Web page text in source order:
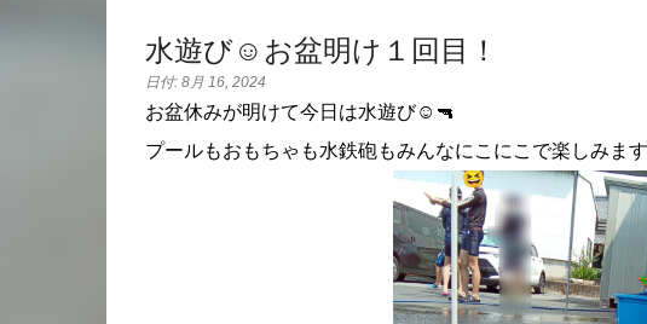
水遊び☺️お盆明け１回目！
日付: 8月 16, 2024
お盆休みが明けて今日は水遊び☺️🔫
プールもおもちゃも水鉄砲もみんなにこにこで楽しみます